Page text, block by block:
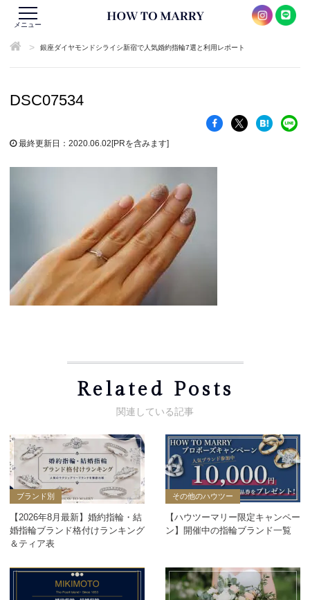
メニュー
> 銀座ダイヤモンドシライシ新宿で人気婚約指輪7選と利用レポート
DSC07534
最終更新日：2020.06.02[PRを含みます]
Related Posts
ブランド別
【2026年8月最新】婚約指輪・結
婚指輪ブランド格付けランキング
＆ティア表
その他のハウツー
【ハウツーマリー限定キャンペー
ン】開催中の指輪ブランド一覧